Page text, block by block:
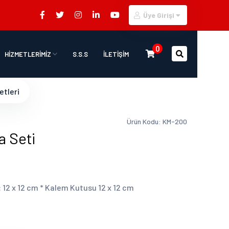
Üye Girişi
HİZMETLERİMİZ S.S.S İLETİŞİM
0
Ürün Kodu: KM-200
Seti
x 12 cm * Kalem Kutusu 12 x 12 cm